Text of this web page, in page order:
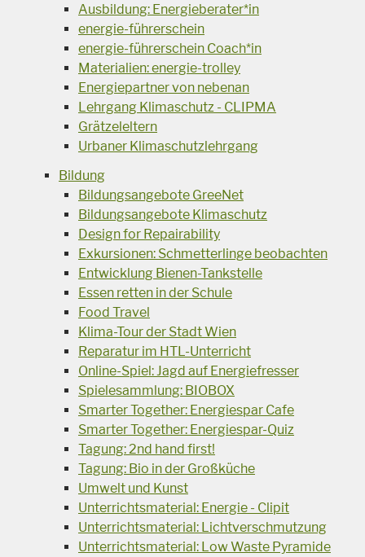
Ausbildung: Energieberater*in
energie-führerschein
energie-führerschein Coach*in
Materialien: energie-trolley
Energiepartner von nebenan
Lehrgang Klimaschutz - CLIPMA
Grätzeleltern
Urbaner Klimaschutzlehrgang
Bildung
Bildungsangebote GreeNet
Bildungsangebote Klimaschutz
Design for Repairability
Exkursionen: Schmetterlinge beobachten
Entwicklung Bienen-Tankstelle
Essen retten in der Schule
Food Travel
Klima-Tour der Stadt Wien
Reparatur im HTL-Unterricht
Online-Spiel: Jagd auf Energiefresser
Spielesammlung: BIOBOX
Smarter Together: Energiespar Cafe
Smarter Together: Energiespar-Quiz
Tagung: 2nd hand first!
Tagung: Bio in der Großküche
Umwelt und Kunst
Unterrichtsmaterial: Energie - Clipit
Unterrichtsmaterial: Lichtverschmutzung
Unterrichtsmaterial: Low Waste Pyramide